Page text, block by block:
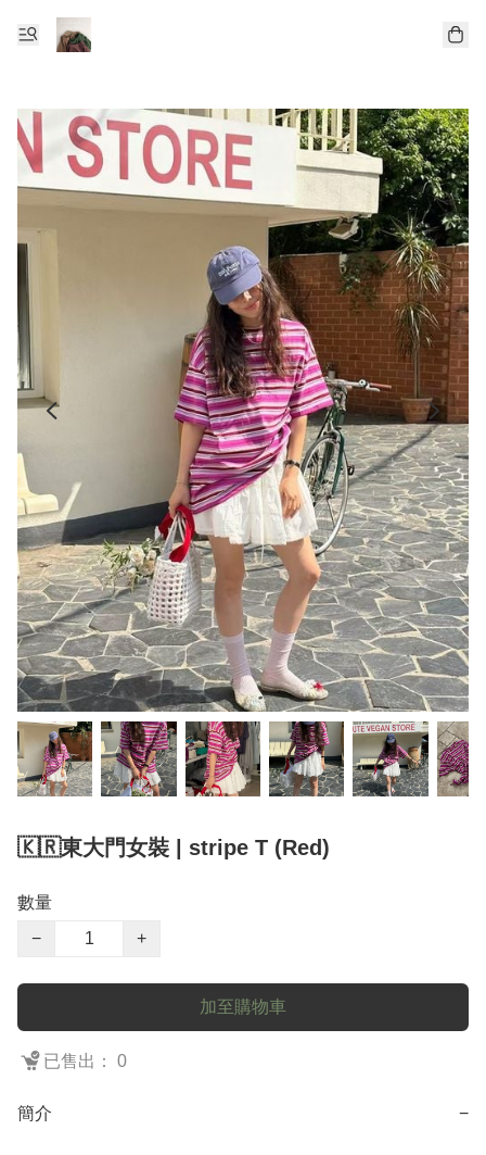
🇰🇷東大門女裝 | stripe T (Red)
數量
−
+
加至購物車
已售出： 0
簡介 −